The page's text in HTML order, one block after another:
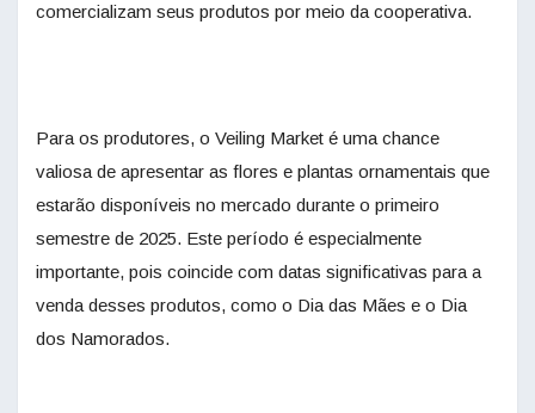
comercializam seus produtos por meio da cooperativa.
Para os produtores, o Veiling Market é uma chance
valiosa de apresentar as flores e plantas ornamentais que
estarão disponíveis no mercado durante o primeiro
semestre de 2025. Este período é especialmente
importante, pois coincide com datas significativas para a
venda desses produtos, como o Dia das Mães e o Dia
dos Namorados.